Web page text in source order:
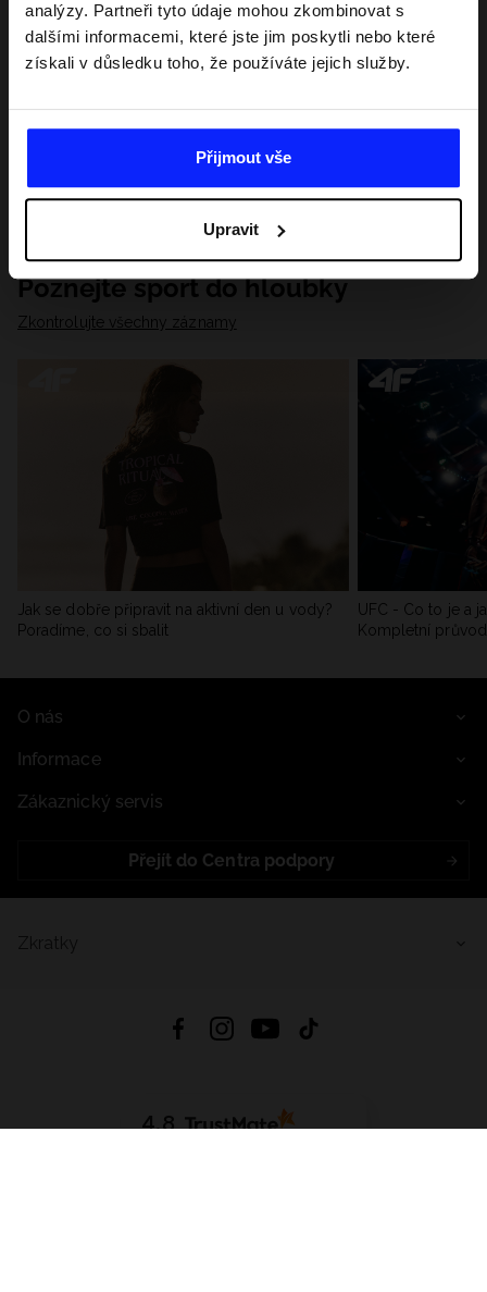
analýzy. Partneři tyto údaje mohou zkombinovat s
dalšími informacemi, které jste jim poskytli nebo které
získali v důsledku toho, že používáte jejich služby.
Přijmout vše
Upravit
Poznejte sport do hloubky
Zkontrolujte všechny záznamy
Jak se dobře připravit na aktivní den u vody?
Poradíme, co si sbalit
UFC - Co to je a
Kompletní
O nás
Informace
Zákaznický servis
Přejít do Centra podpory
4.8